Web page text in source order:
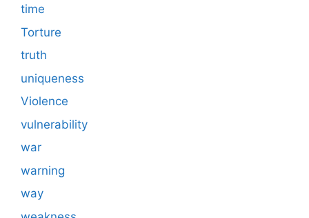
time
Torture
truth
uniqueness
Violence
vulnerability
war
warning
way